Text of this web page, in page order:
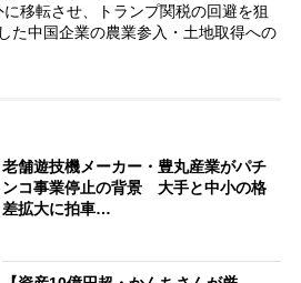
移転させ、トランプ関税の回避を狙
た中国企業の農業参入・土地取得への
老舗遊技機メーカー・豊丸産業がパチ
ンコ事業停止の背景 大手と中小の格
差拡大に拍車…